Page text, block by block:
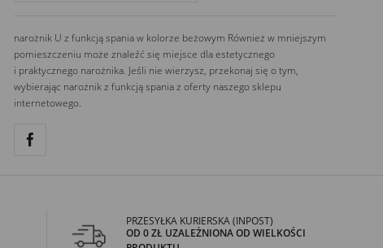
narożnik U z funkcją spania w kolorze beżowym Również w mniejszym
pomieszczeniu może znaleźć się miejsce dla estetycznego
i praktycznego narożnika. Jeśli nie wierzysz, przekonaj się o tym,
wybierając narożnik z funkcją spania z oferty naszego sklepu
internetowego.
PRZESYŁKA KURIERSKA (INPOST)
OD 0 ZŁ UZALEŻNIONA OD WIELKOŚCI